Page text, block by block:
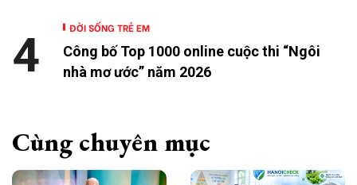
ĐỜI SỐNG TRẺ EM
Công bố Top 1000 online cuộc thi “Ngôi
nhà mơ ước” năm 2026
4
Cùng chuyên mục